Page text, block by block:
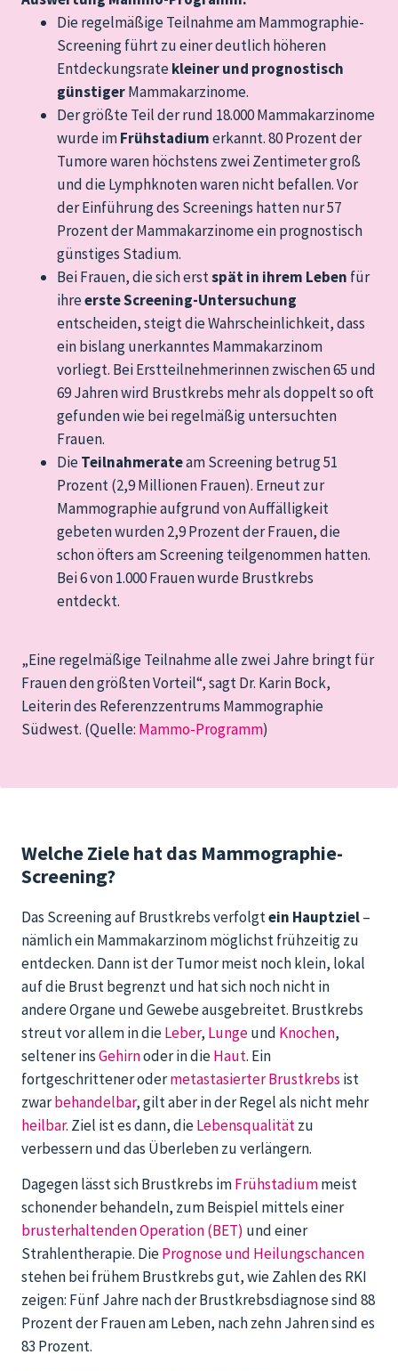
Die regelmäßige Teilnahme am Mammographie-
Screening führt zu einer deutlich höheren
Entdeckungsratekleiner und prognostisch
günstigerMammakarzinome.
Der größte Teil der rund 18.000 Mammakarzinome
wurde imFrühstadiumerkannt. 80 Prozent der
Tumore waren höchstens zwei Zentimeter groß
und die Lymphknoten waren nicht befallen. Vor
der Einführung des Screenings hatten nur 57
Prozent der Mammakarzinome ein prognostisch
günstiges Stadium.
Bei Frauen, die sich erstspät in ihrem Leben für
ihreerste Screening-Untersuchung
entscheiden, steigt die Wahrscheinlichkeit, dass
ein bislang unerkanntes Mammakarzinom
vorliegt. Bei Erstteilnehmerinnen zwischen 65 und
69 Jahren wird Brustkrebs mehr als doppelt so oft
gefunden wie bei regelmäßig untersuchten
Frauen.
DieTeilnahmerateam Screening betrug 51
Prozent (2,9 Millionen Frauen). Erneut zur
Mammographie aufgrund von Auffälligkeit
gebeten wurden 2,9 Prozent der Frauen, die
schon öfters am Screening teilgenommen hatten.
Bei 6 von 1.000 Frauen wurde Brustkrebs
entdeckt.
„Eine regelmäßige Teilnahme alle zwei Jahre bringt für
Frauen den größten Vorteil“, sagt Dr. Karin Bock,
Leiterin des Referenzzentrums Mammographie
Südwest. (Quelle: Mammo-Programm)
Welche Ziele hat das Mammographie-
Screening?
Das Screening auf Brustkrebs verfolgtein Hauptziel–
nämlich ein Mammakarzinom möglichst frühzeitig zu
entdecken. Dann ist der Tumor meist noch klein, lokal
auf die Brust begrenzt und hat sich noch nicht in
andere Organe und Gewebe ausgebreitet. Brustkrebs
streut vor allem in dieLeber, Lungeund Knochen,
seltener insGehirnoder in dieHaut. Ein
fortgeschrittener odermetastasierter Brustkrebs ist
zwarbehandelbar, gilt aber in der Regel als nicht mehr
heilbar. Ziel ist es dann, dieLebensqualitätzu
verbessern und das Überleben zu verlängern.
Dagegen lässt sich Brustkrebs imFrühstadiummeist
schonender behandeln, zum Beispiel mittels einer
brusterhaltenden Operation (BET) und einer
Strahlentherapie. DiePrognose und Heilungschancen
stehen bei frühem Brustkrebs gut, wie Zahlen des RKI
zeigen: Fünf Jahre nach der Brustkrebsdiagnose sind 88
Prozent der Frauen am Leben, nach zehn Jahren sind es
83 Prozent.